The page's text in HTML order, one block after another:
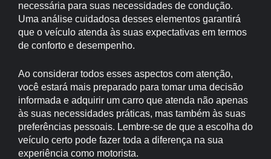
necessária para suas necessidades de condução.
Uma análise cuidadosa desses elementos garantirá
que o veículo atenda às suas expectativas em termos
de conforto e desempenho.
Ao considerar todos esses aspectos com atenção,
você estará mais preparado para tomar uma decisão
informada e adquirir um carro que atenda não apenas
às suas necessidades práticas, mas também às suas
preferências pessoais. Lembre-se de que a escolha do
veículo certo pode fazer toda a diferença na sua
experiência como motorista.